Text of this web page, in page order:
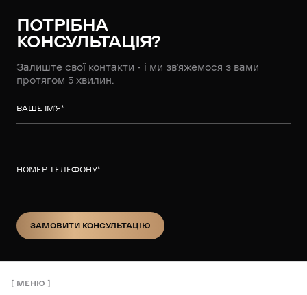
ПОТРІБНА
КОНСУЛЬТАЦІЯ?
Залиште свої контакти - і ми зв’яжемося з вами
протягом 5 хвилин.
ВАШЕ ІМ’Я*
НОМЕР ТЕЛЕФОНУ*
ЗАМОВИТИ КОНСУЛЬТАЦІЮ
МЕНЮ